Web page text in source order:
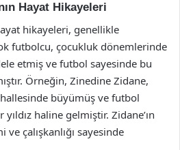
Hayat Hikayeleri
hikayeleri, genellikle
futbolcu, çocukluk dönemlerinde
etmiş ve futbol sayesinde bu
Örneğin, Zinedine Zidane,
büyümüş ve futbol
haline gelmiştir. Zidane’ın
çalışkanlığı sayesinde